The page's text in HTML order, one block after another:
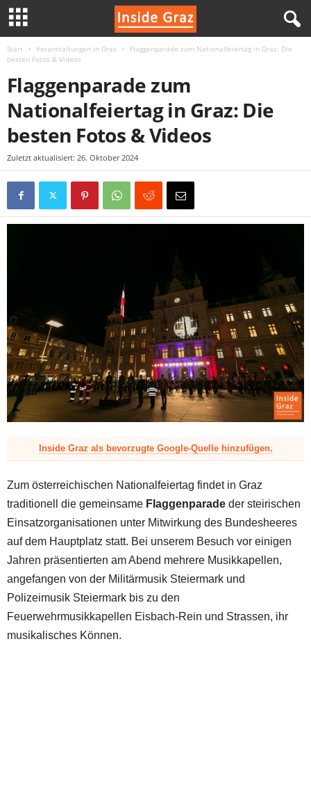
Start Veranstaltungen in Graz
Flaggenparade zum Nationalfeiertag in Graz: Die
besten Fotos & Videos
Flaggenparade zum
Nationalfeiertag in Graz: Die
besten Fotos & Videos
Zuletzt aktualisiert: 26. Oktober 2024
Inside Graz als bevorzugte Google-Quelle hinzufügen.
Zum österreichischen Nationalfeiertag findet in Graz
traditionell die gemeinsame Flaggenparade der steirischen
Einsatzorganisationen unter Mitwirkung des Bundesheeres
auf dem Hauptplatz statt. Bei unserem Besuch vor einigen
Jahren präsentierten am Abend mehrere Musikkapellen,
angefangen von der Militärmusik Steiermark und
Polizeimusik Steiermark bis zu den
Feuerwehrmusikkapellen Eisbach-Rein und Strassen, ihr
musikalisches Können.